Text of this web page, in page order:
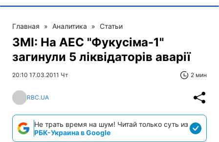
Главная » Аналитика » Статьи
ЗМІ: На АЕС "Фукусіма-1"
загинули 5 ліквідаторів аварії
20:10 17.03.2011 Чт 2 мин
RBC.UA
Не трать время на шум! Читай только суть из
РБК-Украина в Google